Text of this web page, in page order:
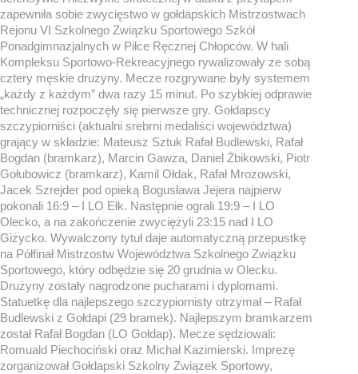
zapewniła sobie zwycięstwo w gołdapskich Mistrzostwach
Rejonu VI Szkolnego Związku Sportowego Szkół
Ponadgimnazjalnych w Piłce Ręcznej Chłopców. W hali
Kompleksu Sportowo-Rekreacyjnego rywalizowały ze sobą
cztery męskie drużyny. Mecze rozgrywane były systemem
„każdy z każdym” dwa razy 15 minut. Po szybkiej odprawie
technicznej rozpoczęły się pierwsze gry. Gołdapscy
szczypiorniści (aktualni srebrni medaliści województwa)
grający w składzie: Mateusz Sztuk Rafał Budlewski, Rafał
Bogdan (bramkarz), Marcin Gawza, Daniel Żbikowski, Piotr
Gołubowicz (bramkarz), Kamil Ołdak, Rafał Mrozowski,
Jacek Szrejder pod opieką Bogusława Jejera najpierw
pokonali 16:9 – I LO Ełk. Następnie ograli 19:9 – I LO
Olecko, a na zakończenie zwyciężyli 23:15 nad I LO
Giżycko. Wywalczony tytuł daje automatyczną przepustkę
na Półfinał Mistrzostw Województwa Szkolnego Związku
Sportowego, który odbędzie się 20 grudnia w Olecku.
Drużyny zostały nagrodzone pucharami i dyplomami.
Statuetkę dla najlepszego szczypiornisty otrzymał – Rafał
Budlewski z Gołdapi (29 bramek). Najlepszym bramkarzem
został Rafał Bogdan (LO Gołdap). Mecze sędziowali:
Romuald Piechociński oraz Michał Kazimierski. Imprezę
zorganizował Gołdapski Szkolny Związek Sportowy,